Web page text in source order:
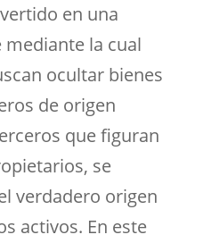
en una
la cual
ocultar bienes
de origen
que figuran
se
verdadero origen
activos. En este